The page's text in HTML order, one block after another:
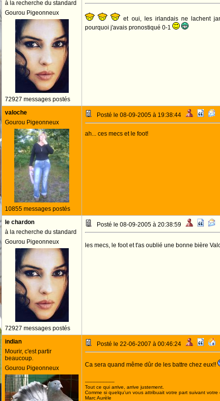
à la recherche du standard
Gourou Pigeonneux
72927 messages postés
et oui, les irlandais ne lachent
pourquoi j'avais pronostiqué 0-1
valoche
Gourou Pigeonneux
10855 messages postés
Posté le 08-09-2005 à 19:38:44
ah... ces mecs et le foot!
le chardon
à la recherche du standard
Gourou Pigeonneux
72927 messages postés
Posté le 08-09-2005 à 20:38:59
les mecs, le foot et t'as oublié une bonne bière
indian
Mourir, c'est partir
beaucoup.
Gourou Pigeonneux
Posté le 22-06-2007 à 00:46:24
Ca sera quand même dûr de les battre chez eux!!
--------------------
Tout ce qui arrive, arrive justement.
Comme si quelqu'un vous attribuait votre part suivant votre
Marc Aurèle